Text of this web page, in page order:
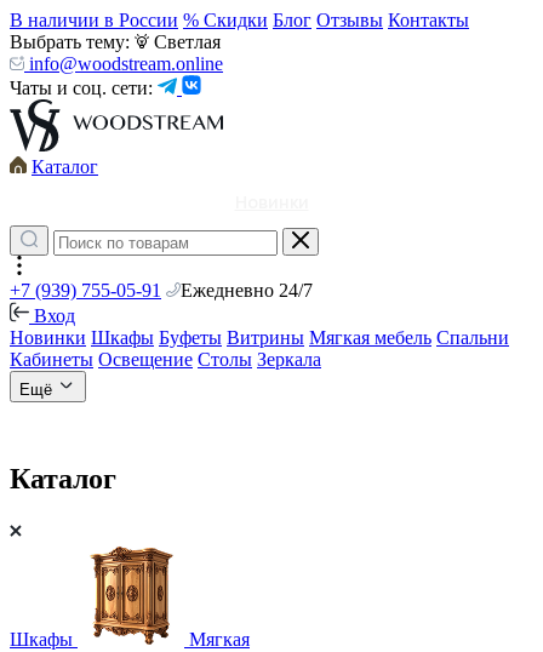
В наличии в России % Скидки Блог Отзывы Контакты
Выбрать тему:
Светлая
info@woodstream.online
Чаты и соц. сети:
Каталог
+7 (939) 755-05-91
Ежедневно 24/7
Вход
Новинки Шкафы Буфеты Витрины Мягкая мебель Спальни
Кабинеты Освещение Столы Зеркала
Ещё
Каталог
Шкафы Мягкая